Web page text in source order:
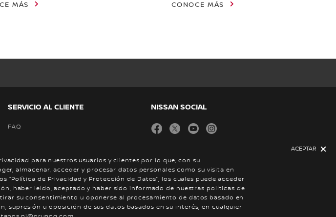
para nuestros usuarios y clientes por lo que, con su
almacenar, acceder y procesar datos personales como su visita en
de Privacidad y Protección de Datos”, los cuales puede acceder
haber leído, aceptado y haber sido informado de nuestras políticas de
su consentimiento u oponerse al procesamiento de datos basado en
supresión u oposición de sus datos basados en su interés, en cualquier
ACEPTAR
MÁS CONOCE MÁS
SERVICIO AL CLIENTE
FAQ
NISSAN SOCIAL
facebook
twitteryoutube